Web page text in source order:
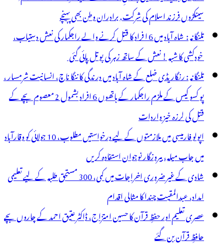
سینکڑوں فرزند اسلام کی شرکت, برادران وطن بھی پہنچے
تلنگانہ : شاہ آباد میں 6 ا فراد کا قتل کرنے والے راجکمار کی نعش دستیاب،
خودکشی کا شبہ ! نعش کے ساتھ زہر کی بوتل پائی گئی
تلنگانہ : رنگاریڈی ضلع کے شاہ آباد میں درندگی کا ننگا ناچ، انسانیت شرمسار ،
پو کسو کیس کے ملزم راجکمار کے ہاتھوں 6 افراد بشمول 2 معصوم بچے کے
قتل کی لرزہ خیز واردات
اپولو فارمیسی میں ملازمتوں کے لیے درخواستیں مطلوب، 10 جولائی کو وقارآباد
میں جاب میلہ، بیروزگار نوجوان استفادہ کریں
شادی کے غیر ضروری اخراجات میں کمی، 300 مستحق طلبہ کے لیے تعلیمی
امداد، عبدالمقیت چندا کا مثالی اقدام
عصری تعلیم اور حفظِ قرآن کا حسین امتزاج، ڈاکٹر عتیق احمد کے چاروں بچے
حافظِ قرآن بن گئے